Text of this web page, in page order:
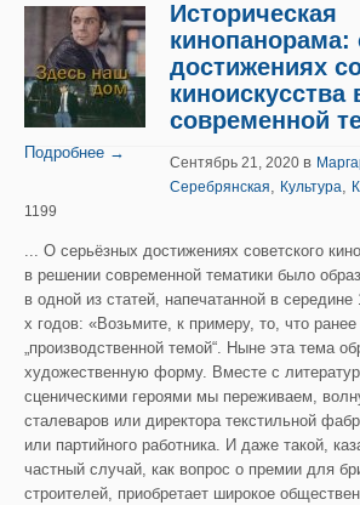
Подробнее →
Историческая
кинопанорама:
достижениях
современной
Сентябрь 21, 2020 в
Серебрянская, Культура,
1199
... О серьёзных достижениях советского
в решении современной тематики было
в одной из статей, напечатанной в середине
х годов: «Возьмите, к примеру, то, что
„производственной темой“. Ныне эта тема
художественную форму. Вместе с
сценическими героями мы переживаем,
сталеваров или директора текстильной
или партийного работника. И даже такой,
частный случай, как вопрос о премии для
строителей, приобретает широкое